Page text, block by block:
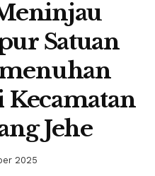
Satuan
Kecamatan
Jehe
2025